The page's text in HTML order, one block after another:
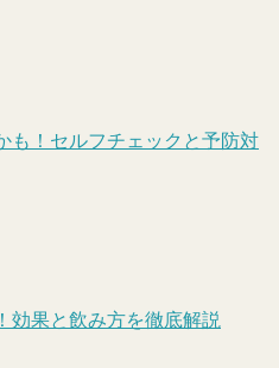
も！セルフチェックと予防対
効果と飲み方を徹底解説